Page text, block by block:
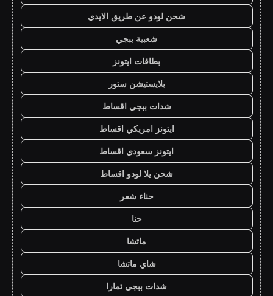
شحن لودو عن طريق الايدي
شعبية ببجي
بطاقات ايتونز
بلايستيشن ستور
شدات ببجي اقساط
ايتونز امريكي اقساط
ايتونز سعودي اقساط
شحن يلا لودو اقساط
حناء شعر
حنا
ماتشا
شاي ماتشا
شدات ببجي تمارا